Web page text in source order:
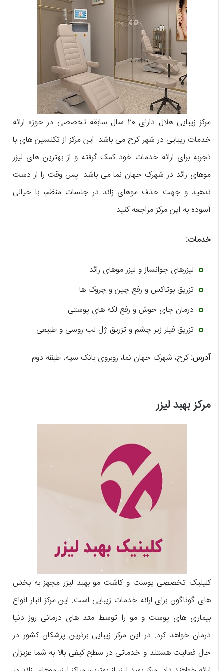
مرکز زیبایی هلال دارای 20 سال سابقه تخصصی در حوزه ارائه
خدمات زیبایی در شهر کرج می ‌باشد. این مرکز از تکنسین ‌های با
تجربه برای ارائه خدمات خود کمک گرفته و از بهترین ‌های لیزر
موهای زائد در شهرک جهان نما می ‌باشد. پس وقت را از دست
ندهید و جهت حذف موهای زائد در جلسات منظم، با خیالی
آسوده به این مرکز مراجعه کنید.
خدمات:
لیزرهای جوانساز و لیزر موهای زائد
تزریق بوتاکس و رفع چین و چروک ‌ها
درمان جای جوش و رفع لکه‌ های پوستی
تزریق فیلر زیر چشم و تزریق ژل لب روسی و طبیعی
آدرس:کرج، شهرک جهان نما، روبروی بانک سپه، طبقه دوم
مرکز بهبد لیزر
کلینیک تخصصی پوست و کاشت مو بهبد لیزر مجهز به بخش‌
های گوناگون برای ارائه خدمات زیبایی است. این مرکز انبار انواع
بیماری ‌های پوست و مو را توسط متد های درمانی روز دنیا
درمان خواهد کرد. در این مرکز زیبایی برترین پزشکان کشور در
حال فعالیت هستند و خدماتی در سطح کیفی بالا به شما عزیزان